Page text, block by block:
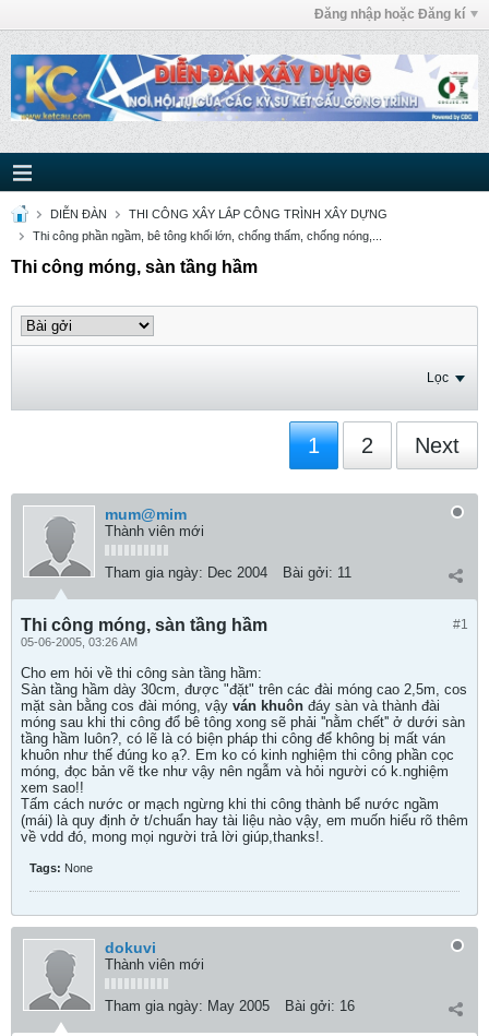
Đăng nhập hoặc Đăng kí
DIỄN ĐÀN
THI CÔNG XÂY LẮP CÔNG TRÌNH XÂY DỰNG
Thi công phần ngầm, bê tông khối lớn, chống thấm, chống nóng,...
Thi công móng, sàn tầng hầm
Lọc
1 2 Next
mum@mim
Thành viên mới
Tham gia ngày: Dec 2004 Bài gởi: 11
#1
Thi công móng, sàn tầng hầm
05-06-2005, 03:26 AM
Cho em hỏi về thi công sàn tầng hầm:
Sàn tầng hầm dày 30cm, được "đặt" trên các đài móng cao 2,5m, cos
mặt sàn bằng cos đài móng, vậy ván khuôn đáy sàn và thành đài
móng sau khi thi công đổ bê tông xong sẽ phải ''nằm chết'' ở dưới sàn
tầng hầm luôn?, có lẽ là có biện pháp thi công để không bị mất ván
khuôn như thế đúng ko ạ?. Em ko có kinh nghiệm thi công phần cọc
móng, đọc bản vẽ tke như vậy nên ngẫm và hỏi người có k.nghiệm
xem sao!!
Tấm cách nước or mạch ngừng khi thi công thành bể nước ngầm
(mái) là quy định ở t/chuẩn hay tài liệu nào vậy, em muốn hiểu rõ thêm
về vdd đó, mong mọi người trả lời giúp,thanks!.
Tags: None
dokuvi
Thành viên mới
Tham gia ngày: May 2005 Bài gởi: 16